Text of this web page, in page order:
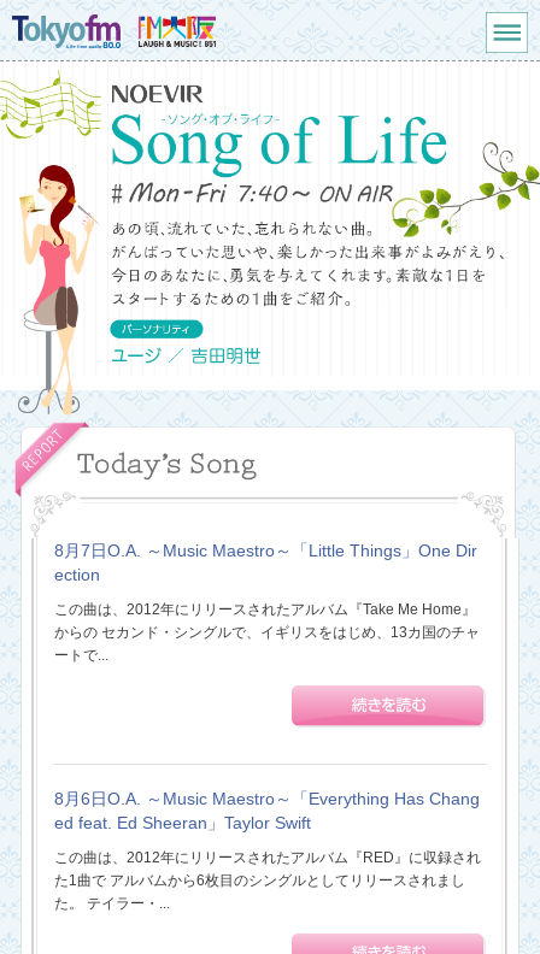
8月7日O.A. ～Music Maestro～「Little Things」One Dir
ection
この曲は、2012年にリリースされたアルバム『Take Me Home』
からの セカンド・シングルで、イギリスをはじめ、13カ国のチャ
ートで...
8月6日O.A. ～Music Maestro～「Everything Has Chang
ed feat. Ed Sheeran」Taylor Swift
この曲は、2012年にリリースされたアルバム『RED』に収録され
た1曲で アルバムから6枚目のシングルとしてリリースされまし
た。 テイラー・...